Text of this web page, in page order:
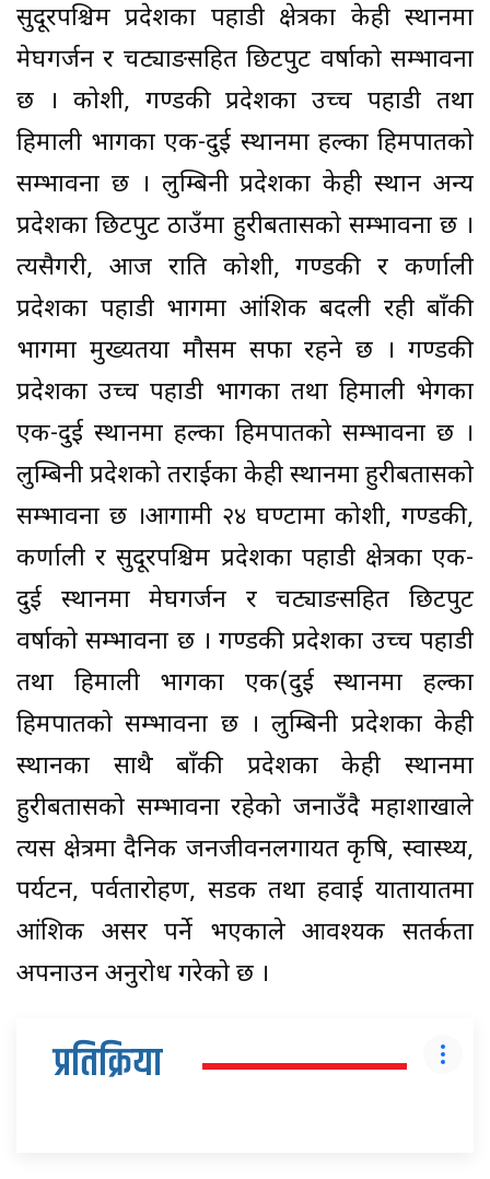
सुदूरपश्चिम प्रदेशका पहाडी क्षेत्रका केही स्थानमा
मेघगर्जन र चट्याङसहित छिटपुट वर्षाको सम्भावना
छ । कोशी, गण्डकी प्रदेशका उच्च पहाडी तथा
हिमाली भागका एक-दुई स्थानमा हल्का हिमपातको
सम्भावना छ । लुम्बिनी प्रदेशका केही स्थान अन्य
प्रदेशका छिटपुट ठाउँमा हुरीबतासको सम्भावना छ ।
त्यसैगरी, आज राति कोशी, गण्डकी र कर्णाली
प्रदेशका पहाडी भागमा आंशिक बदली रही बाँकी
भागमा मुख्यतया मौसम सफा रहने छ । गण्डकी
प्रदेशका उच्च पहाडी भागका तथा हिमाली भेगका
एक-दुई स्थानमा हल्का हिमपातको सम्भावना छ ।
लुम्बिनी प्रदेशको तराईका केही स्थानमा हुरीबतासको
सम्भावना छ ।आगामी २४ घण्टामा कोशी, गण्डकी,
कर्णाली र सुदूरपश्चिम प्रदेशका पहाडी क्षेत्रका एक-
दुई स्थानमा मेघगर्जन र चट्याङसहित छिटपुट
वर्षाको सम्भावना छ । गण्डकी प्रदेशका उच्च पहाडी
तथा हिमाली भागका एक(दुई स्थानमा हल्का
हिमपातको सम्भावना छ । लुम्बिनी प्रदेशका केही
स्थानका साथै बाँकी प्रदेशका केही स्थानमा
हुरीबतासको सम्भावना रहेको जनाउँदै महाशाखाले
त्यस क्षेत्रमा दैनिक जनजीवनलगायत कृषि, स्वास्थ्य,
पर्यटन, पर्वतारोहण, सडक तथा हवाई यातायातमा
आंशिक असर पर्ने भएकाले आवश्यक सतर्कता
अपनाउन अनुरोध गरेको छ ।
प्रतिक्रिया